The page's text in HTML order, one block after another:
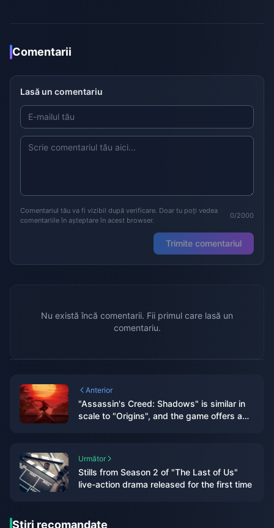
Comentarii
Lasă un comentariu
Comentariul tău va fi vizibil după verificare. Doar tu poți vedea
comentariile în așteptare în acest browser.
0/2000
Trimite comentariul
Nu există încă comentarii. Fii primul care lasă un
comentariu.
Anterior
"Assassin's Creed: Shadows" is similar in
scale to "Origins", and the game offers a
Următor
Stills from Season 2 of "The Last of Us"
live-action drama released for the first time
Știri recomandate